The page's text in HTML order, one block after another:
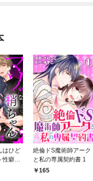
はひど
性癖マ
望の
絶倫ドS魔術師アーク
と私の専属契約書 1
165